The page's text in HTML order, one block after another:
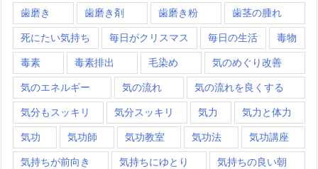
歯磨き 歯磨き剤 歯磨き粉 歯茎の腫れ
死にたい気持ち 毎日がクリスマス 毎日の生活 毒物
毒素 毒素排出 毛染め 気のめぐり改善
気のエネルギー 気の流れ 気の流れを良くする
気分もスッキリ 気分スッキリ 気力 気力と体力
気功 気功師 気功教室 気功法 気功講座
気持ちが前向き 気持ちにゆとり 気持ちの良い朝